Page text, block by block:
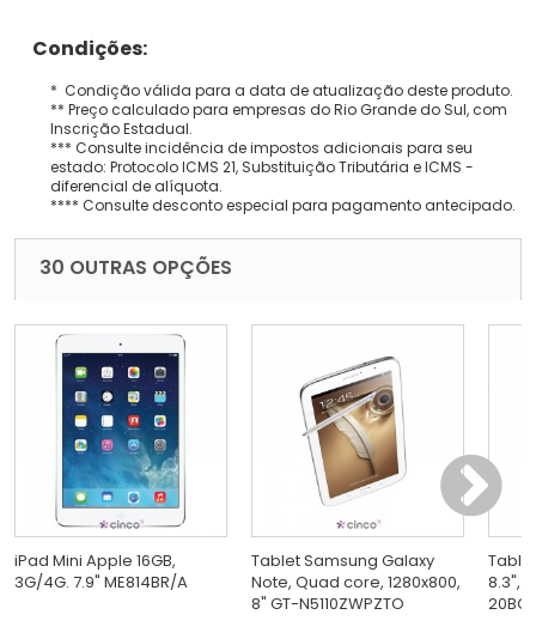
Condições:
* Condição válida para a data de atualização deste produto.
** Preço calculado para empresas do Rio Grande do Sul, com
Inscrição Estadual.
*** Consulte incidência de impostos adicionais para seu
estado: Protocolo ICMS 21, Substituição Tributária e ICMS -
diferencial de alíquota.
**** Consulte desconto especial para pagamento antecipado.
30 OUTRAS OPÇÕES
iPad Mini Apple 16GB,
3G/4G. 7.9" ME814BR/A
Tablet Samsung Galaxy
Note, Quad core, 1280x800,
8" GT-N5110ZWPZTO
8.3",